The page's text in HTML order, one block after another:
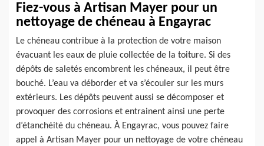
Fiez-vous à Artisan Mayer pour un
nettoyage de chéneau à Engayrac
Le chéneau contribue à la protection de votre maison
évacuant les eaux de pluie collectée de la toiture. Si des
dépôts de saletés encombrent les chéneaux, il peut être
bouché. L’eau va déborder et va s’écouler sur les murs
extérieurs. Les dépôts peuvent aussi se décomposer et
provoquer des corrosions et entrainent ainsi une perte
d’étanchéité du chéneau. À Engayrac, vous pouvez faire
appel à Artisan Mayer pour un nettoyage de votre chéneau